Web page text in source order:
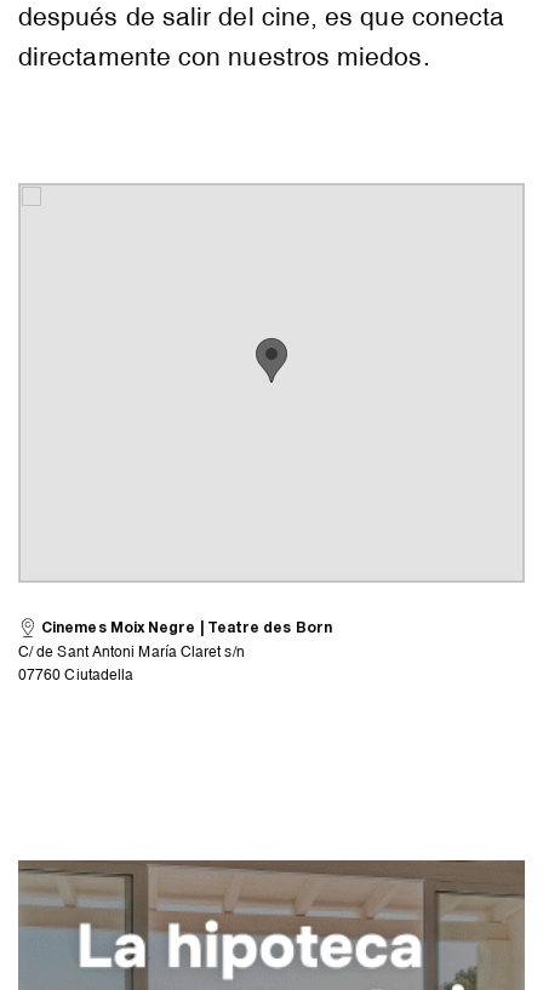
después de salir del cine, es que conecta
directamente con nuestros miedos.
Cinemes Moix Negre | Teatre des Born
C/ de Sant Antoni María Claret s/n
07760 Ciutadella